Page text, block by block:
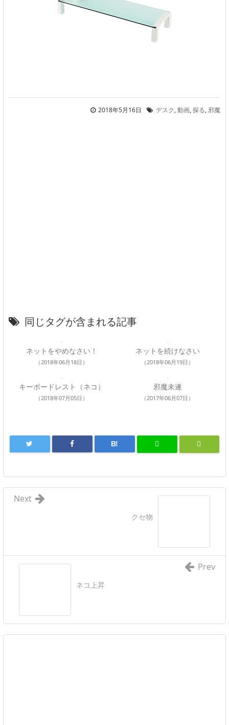
2018年5月16日 デスク,動画,探る,邪魔
同じタグが含まれる記事
ネットをやめなさい！
（2018年06月18日）
ネットを続けなさい
（2018年06月19日）
キーボードレスト（ネコ）
（2018年07月05日）
邪魔未遂
（2017年06月07日）
B!
クセ物
Next
ネコ上昇
Prev